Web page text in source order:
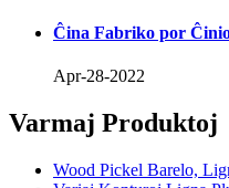
Ĉina Fabriko por
Apr-28-2022
Varmaj Produktoj
Wood Pickel Barelo,